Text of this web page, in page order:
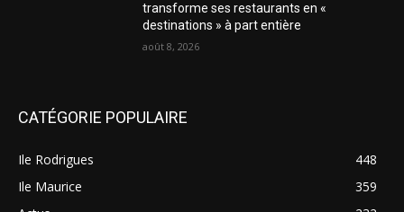
transforme ses restaurants en «
destinations » à part entière
août 8, 2026
CATÉGORIE POPULAIRE
Ile Rodrigues
448
Ile Maurice
359